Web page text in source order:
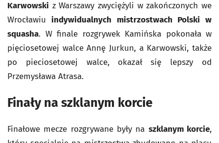
Karwowski z Warszawy zwyciężyli w zakończonych we
Wrocławiu indywidualnych mistrzostwach Polski w
squasha. W finale rozgrywek Kamińska pokonała w
pięciosetowej walce Annę Jurkun, a Karwowski, także
po pieciosetowej walce, okazał się lepszy od
Przemysława Atrasa.
Finały na szklanym korcie
Finałowe mecze rozgrywane były na szklanym korcie,